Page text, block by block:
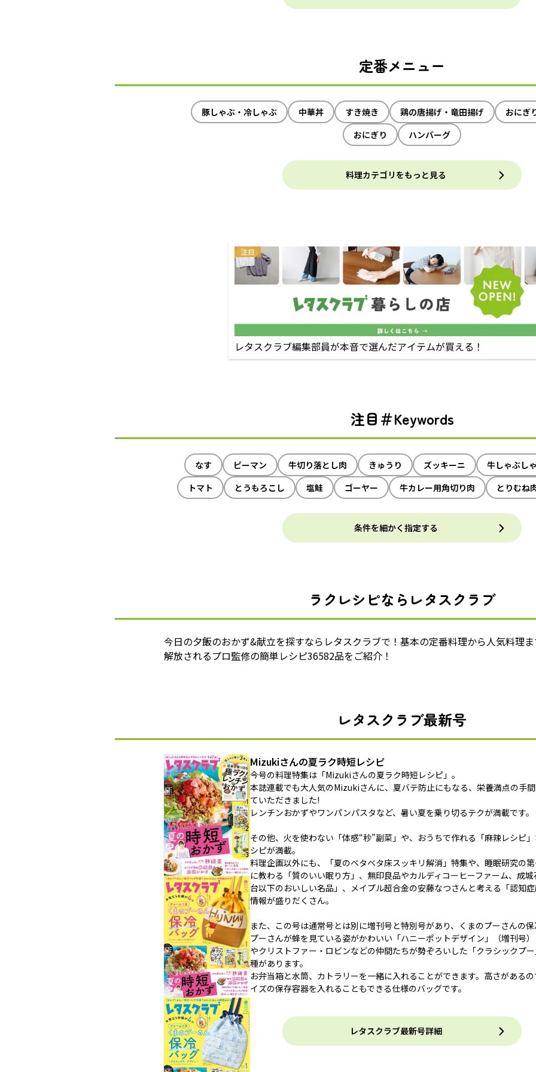
定番メニュー
豚しゃぶ・冷しゃぶ 中華丼 すき焼き 鶏の唐揚げ・竜田揚げ
おにぎ
おにぎり
ハンバーグ
料理カテゴリをもっと見る
注目
レタスクラブ編集部員が本音で選んだアイテムが買える！
注目＃Keywords
なす ピーマン 牛切り落とし肉 きゅうり ズッキーニ
牛しゃぶし
トマト
とうもろこし 塩鮭 ゴーヤー 牛カレー用角切り肉 とりむね
条件を細かく指定する
ラクレシピならレタスクラブ
今日の夕飯のおかず&献立を探すならレタスクラブで！基本の定番料理から人気料理
解放されるプロ監修の簡単レシピ36582品をご紹介！
レタスクラブ最新号
Mizukiさんの夏ラク時短レシピ
今号の料理特集は「Mizukiさんの夏ラク時短レシピ」。
本誌連載でも大人気のMizukiさんに、夏バテ防止にもなる、栄養満点の手
ていただきました!
レンチンおかずやワンパンパスタなど、暑い夏を乗り切るテクが満載です。
その他、火を使わない「体感“秒”副菜」や、おうちで作れる「麻辣レシピ
シピが満載。
料理企画以外にも、「夏のベタベタ床スッキリ解消」特集や、睡眠研究の
に教わる「質のいい眠り方」、無印良品やカルディコーヒーファーム、成
台以下のおいしい名品」、メイプル超合金の安藤なつさんと考える「認知
情報が盛りだくさん。
また、この号は通常号とは別に増刊号と特別号があり、くまのプーさんの
プーさんが蜂を見ている姿がかわいい「ハニーポットデザイン」（増刊号
やクリストファー・ロビンなどの仲間たちが勢ぞろいした「クラシックプ
種があります。
お弁当箱と水筒、カトラリーを一緒に入れることができます。高さがある
イズの保存容器を入れることもできる仕様のバッグです。
レタスクラブ最新号詳細